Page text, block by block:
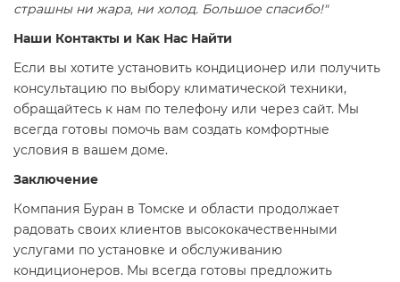
страшны ни жара, ни холод. Большое спасибо!"
Наши Контакты и Как Нас Найти
Если вы хотите установить кондиционер или получить
консультацию по выбору климатической техники,
обращайтесь к нам по телефону или через сайт. Мы
всегда готовы помочь вам создать комфортные
условия в вашем доме.
Заключение
Компания Буран в Томске и области продолжает
радовать своих клиентов высококачественными
услугами по установке и обслуживанию
кондиционеров. Мы всегда готовы предложить